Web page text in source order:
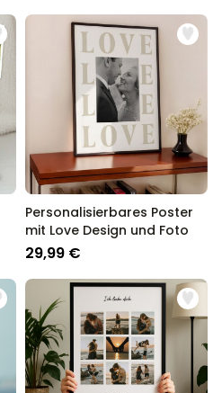
Personalisierbares Poster
mit Love Design und Foto
29,99 €